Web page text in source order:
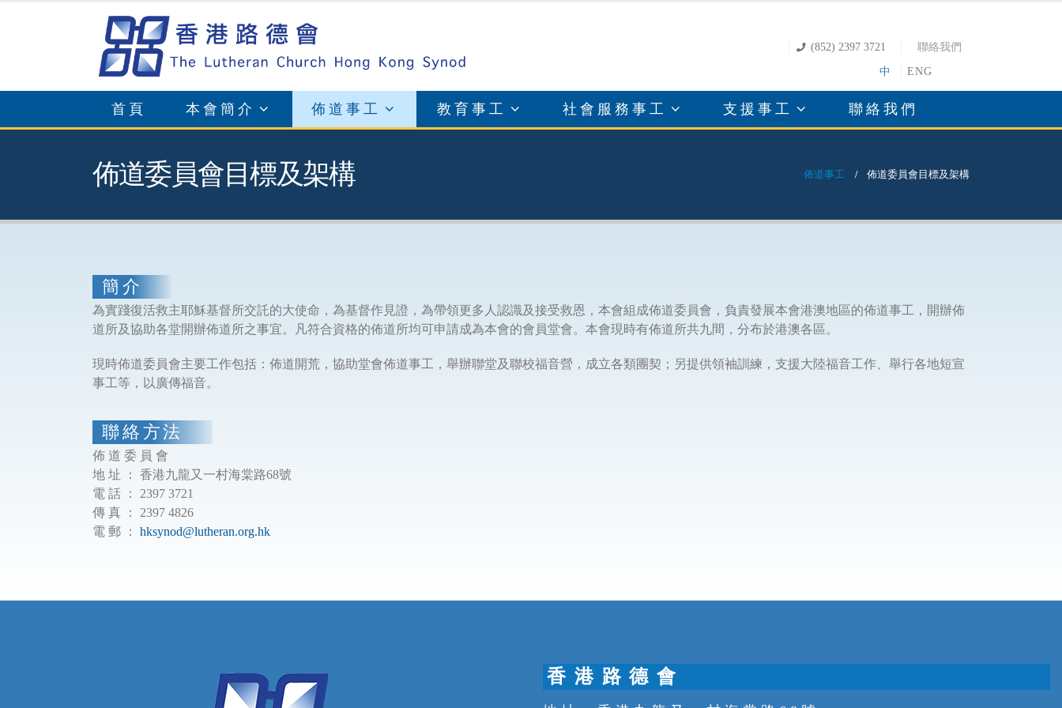
(852) 2397 3721 聯絡我們
首頁 本會簡介 佈道事工 教育事工 社會服務事工 支援事工 聯絡我們
中 ENG
佈道委員會目標及架構 佈道事工 佈道委員會目標及架構
簡 介
為實踐復活救主耶穌基督所交託的大使命，為基督作見證，為帶領更多人認識及接受救恩，本會組成佈道委員會，負責發展本會港澳地區的佈道事工，開辦佈
道所及協助各堂開辦佈道所之事宜。凡符合資格的佈道所均可申請成為本會的會員堂會。本會現時有佈道所共九間，分布於港澳各區。
現時佈道委員會主要工作包括：佈道開荒，協助堂會佈道事工，舉辦聯堂及聯校福音營，成立各類團契；另提供領袖訓練，支援大陸福音工作、舉行各地短宣
事工等，以廣傳福音。
聯 絡 方 法
佈 道 委 員 會
地 址 ： 香港九龍又一村海棠路68號
電 話 ： 2397 3721
傳 真 ： 2397 4826
電 郵 ： hksynod@lutheran.org.hk
香 港 路 德 會